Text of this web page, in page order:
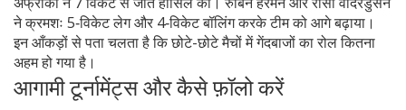
ने क्रमशः 5‑विकेट लेग और 4‑विकेट बॉलिंग करके टीम को आगे बढ़ाया।
इन आँकड़ों से पता चलता है कि छोटे-छोटे मैचों में गेंदबाजों का रोल कितना
अहम हो गया है।
आगामी टूर्नामेंट्स और कैसे फ़ॉलो करें